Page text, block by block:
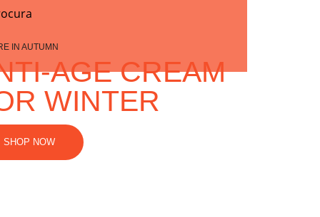
IN AUTUMN
AGE CREAM
WINTER
SHOP NOW